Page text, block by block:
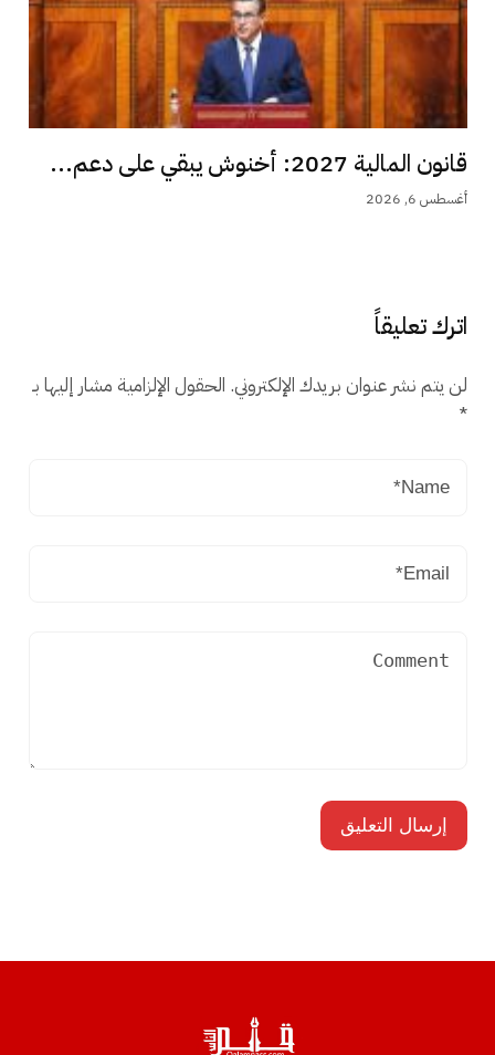
قانون المالية 2027: أخنوش يبقي على دعم...
أغسطس 6, 2026
اترك تعليقاً
لن يتم نشر عنوان بريدك الإلكتروني. الحقول الإلزامية مشار إليها بـ
*